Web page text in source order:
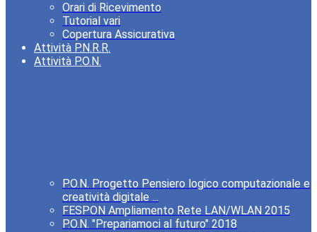
Orari di Ricevimento
Tutorial vari
Copertura Assicurativa
Attività P.N.R.R.
Attività P.O.N.
P.O.N. Progetto Pensiero logico computazionale e
creatività digitale ...
FESPON Ampliamento Rete LAN/WLAN 2015
P.O.N. "Prepariamoci al futuro" 2018